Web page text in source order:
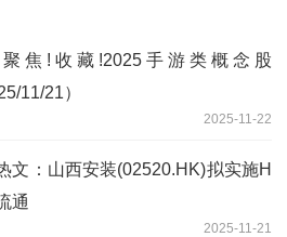
焦!收藏!2025手游类概念股
11/21）
2025-11-22
文：山西安装(02520.HK)拟实施H
通
2025-11-21